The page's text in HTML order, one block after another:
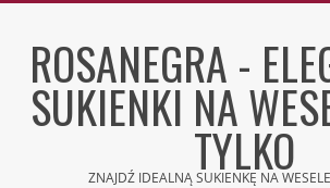
contentROSANEGRA -
SUKIENKI NA
TYLKO
ZNAJDŹ IDEALNĄ SUKIENKĘ NA